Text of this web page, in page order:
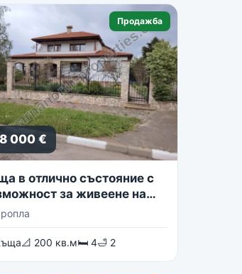
Продажба
000 €
в отлично състояние с
за живеене на
семейства
📐 200 кв.м🛏 4🛁 2